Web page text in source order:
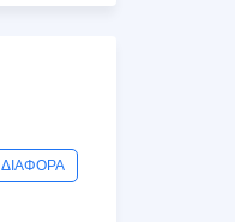
ΔΙΑΦΟΡΑ